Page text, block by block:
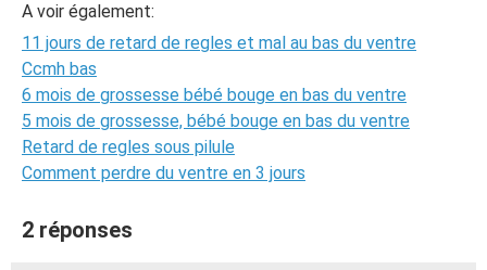
A voir également:
11 jours de retard de regles et mal au bas du ventre
Ccmh bas
6 mois de grossesse bébé bouge en bas du ventre
5 mois de grossesse, bébé bouge en bas du ventre
Retard de regles sous pilule
Comment perdre du ventre en 3 jours
2 réponses